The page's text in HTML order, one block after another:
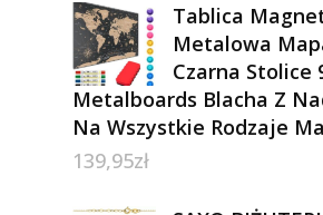
Tablica
Metalowa
Czarna Stolice
Metalboards Blacha Z
Na Wszystkie Rodzaje
139,95zł